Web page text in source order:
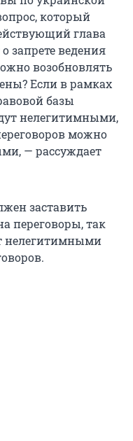
который
глава
запрете ведения
возобновлять
Если в рамках
базы
нелегитимными,
можно
— рассуждает
заставить
переговоры, так
нелегитимными